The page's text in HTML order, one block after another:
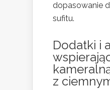
dopasowanie
sufitu.
Dodatki i
z